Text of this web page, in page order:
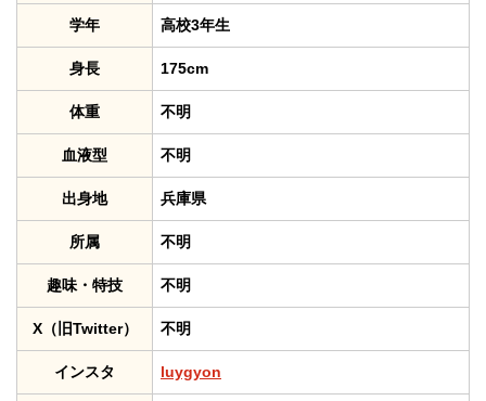
学年 高校3年生
身長 175cm
体重 不明
血液型 不明
出身地 兵庫県
所属 不明
趣味・特技 不明
X（旧Twitter） 不明
インスタ luygyon